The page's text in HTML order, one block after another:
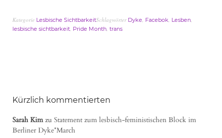
Kategorie Lesbische SichtbarkeitSchlagwörter Dyke Facebok Lesben
lesbische sichtbarkeit Pride Month trans
Kürzlich kommentierten
Sarah Kimzu Statement zum lesbisch-feministischen Block im
Berliner Dyke*March